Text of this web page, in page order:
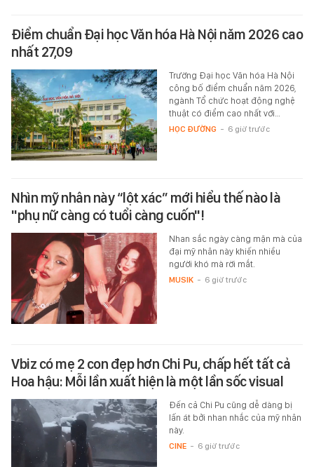
Điểm chuẩn Đại học Văn hóa Hà Nội năm 2026 cao
nhất 27,09
Trường Đại học Văn hóa Hà Nội
công bố điểm chuẩn năm 2026,
ngành Tổ chức hoạt động nghệ
thuật có điểm cao nhất với…
HỌC ĐƯỜNG - 6 giờ trước
Nhìn mỹ nhân này “lột xác” mới hiểu thế nào là
"phụ nữ càng có tuổi càng cuốn"!
Nhan sắc ngày càng mặn mà của
đại mỹ nhân này khiến nhiều
người khó mà rời mắt.
MUSIK - 6 giờ trước
Vbiz có mẹ 2 con đẹp hơn Chi Pu, chấp hết tất cả
Hoa hậu: Mỗi lần xuất hiện là một lần sốc visual
Đến cả Chi Pu cũng dễ dàng bị
lấn át bởi nhan nhắc của mỹ nhân
này.
CINE - 6 giờ trước